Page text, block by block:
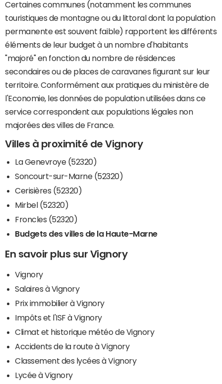
Certaines communes (notamment les communes
touristiques de montagne ou du littoral dont la population
permanente est souvent faible) rapportent les différents
éléments de leur budget à un nombre d'habitants
"majoré" en fonction du nombre de résidences
secondaires ou de places de caravanes figurant sur leur
territoire. Conformément aux pratiques du ministère de
l'Economie, les données de population utilisées dans ce
service correspondent aux populations légales non
majorées des villes de France.
Villes à proximité de Vignory
La Genevroye (52320)
Soncourt-sur-Marne (52320)
Cerisières (52320)
Mirbel (52320)
Froncles (52320)
Budgets des villes de la Haute-Marne
En savoir plus sur Vignory
Vignory
Salaires à Vignory
Prix immobilier à Vignory
Impôts et l'ISF à Vignory
Climat et historique météo de Vignory
Accidents de la route à Vignory
Classement des lycées à Vignory
Lycée à Vignory